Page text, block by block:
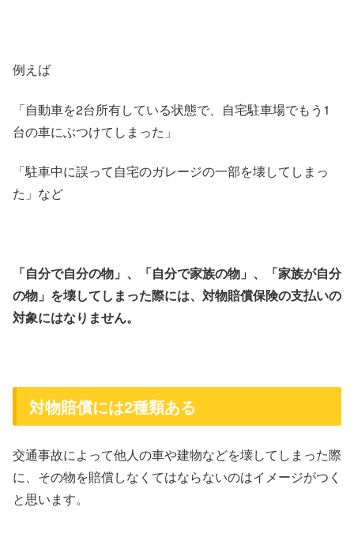
例えば
「自動車を2台所有している状態で、自宅駐車場でもう1
台の車にぶつけてしまった」
「駐車中に誤って自宅のガレージの一部を壊してしまっ
た」など
「自分で自分の物」、「自分で家族の物」、「家族が自分
の物」を壊してしまった際には、対物賠償保険の支払いの
対象にはなりません。
対物賠償には2種類ある
交通事故によって他人の車や建物などを壊してしまった際
に、その物を賠償しなくてはならないのはイメージがつく
と思います。